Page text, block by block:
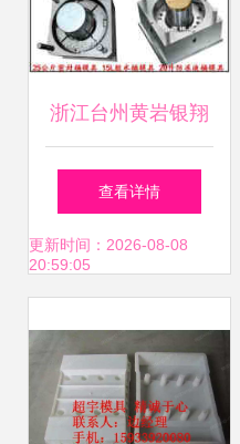
浙江台州黄岩银翔
模具厂 专注日用塑
料模具的专业制造
查看详情
更新时间：2026-08-08
20:59:05